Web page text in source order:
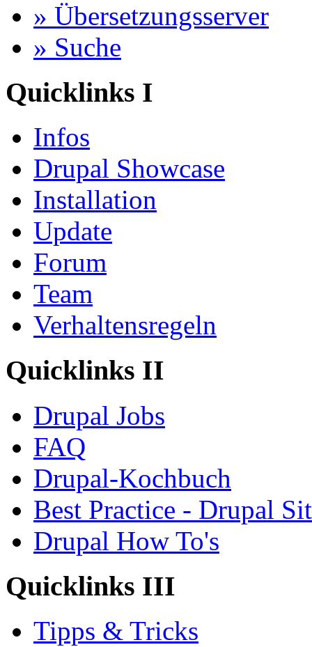
» Übersetzungsserver
» Suche
Quicklinks I
Infos
Drupal Showcase
Installation
Update
Forum
Team
Verhaltensregeln
Quicklinks II
Drupal Jobs
FAQ
Drupal-Kochbuch
Best Practice - Drupal
Drupal How To's
Quicklinks III
Tipps & Tricks